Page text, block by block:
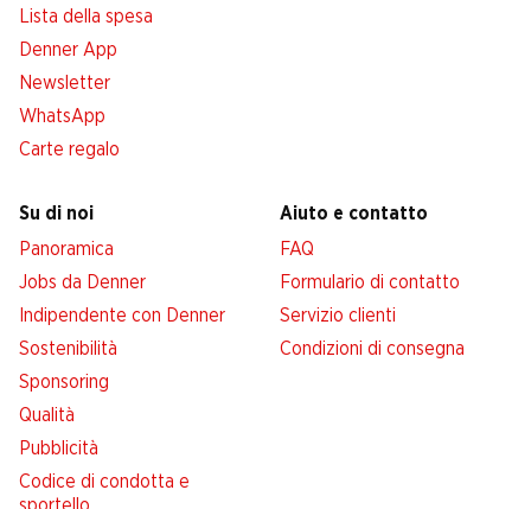
Lista della spesa
Denner App
Newsletter
WhatsApp
Carte regalo
Su di noi
Panoramica
Jobs da Denner
Indipendente con Denner
Sostenibilità
Sponsoring
Qualità
Pubblicità
Codice di condotta e
Aiuto e contatto
FAQ
Formulario di contatto
Servizio clienti
Condizioni di consegna